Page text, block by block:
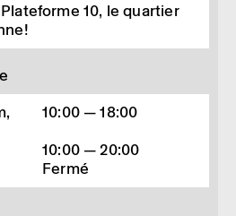
10, le quartier
10:00 — 18:00
10:00 — 20:00
Fermé